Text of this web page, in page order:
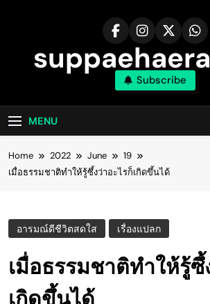
Subscribe
MENU
Home 2022 June
19
เมื่อธรรมชาติทำให้รู้ซึ้งว่าอะไรก็เกิดขึ้นได้
อารมณ์ดีชีวิตสดใส เรื่องแปลก
เมื่อธรรมชาติทำให้รู้ซึ้